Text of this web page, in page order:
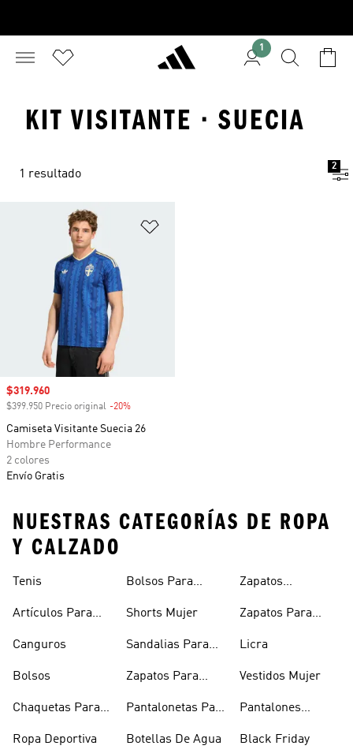
1
KIT VISITANTE · SUECIA
1 resultado
2
Precio de venta
$319.960
$399.950 Precio original -20%
Camiseta Visitante Suecia 26
Hombre Performance
2 colores
Envío Gratis
NUESTRAS CATEGORÍAS DE ROPA
Y CALZADO
Tenis
Artículos Para
Canguros
Bolsos
Chaquetas Para
Ropa Deportiva
Bolsos Para
Shorts Mujer
Sandalias Para
Zapatos Para
Pantalonetas Para
Botellas De Agua
Zapatos
Zapatos Para
Licra
Vestidos Mujer
Pantalones
Black Friday